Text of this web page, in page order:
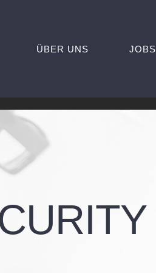
ÜBER UNS JOBS